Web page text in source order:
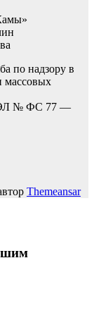
по надзору в
массовых
ЭЛ № ФС 77 —
Themeansar